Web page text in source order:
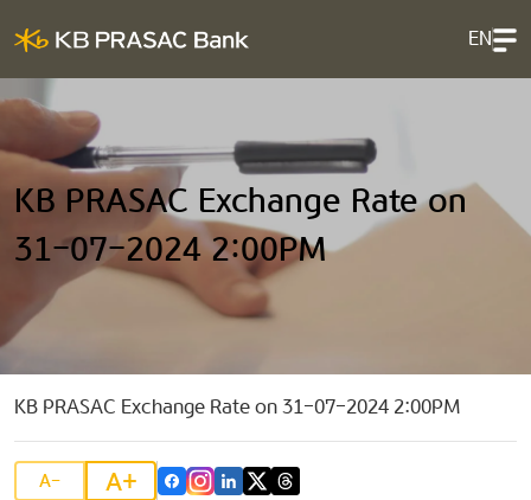
EN
KB PRASAC Exchange Rate on
31-07-2024 2:00PM
KB PRASAC Exchange Rate on 31-07-2024 2:00PM
A- A+